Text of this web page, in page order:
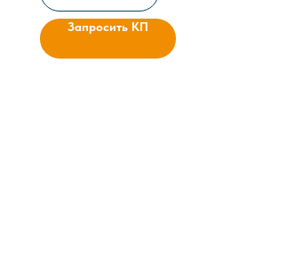
05608841-2021
Запросить КП